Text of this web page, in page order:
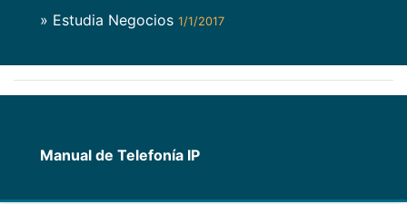
» Estudia Negocios 1/1/2017
Manual de Telefonía IP